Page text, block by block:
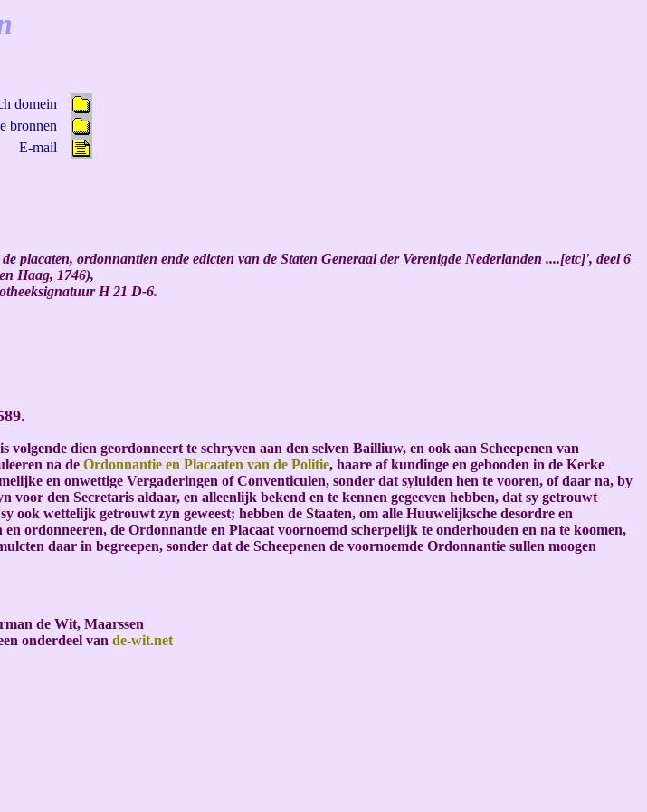
domein
bronnen
E-mail
placaten, ordonnantien ende edicten van de Staten Generaal der Verenigde Nederlanden ....[etc]', deel 6
Haag, 1746),
H 21 D-6.
dien geordonneert te schryven aan den selven Bailliuw, en ook aan Scheepenen van
na de Ordonnantie en Placaaten van de Politie, haare af kundinge en gebooden in de Kerke
en onwettige Vergaderingen of Conventiculen, sonder dat syluiden hen te vooren, of daar na, by
den Secretaris aldaar, en alleenlijk bekend en te kennen gegeeven hebben, dat sy getrouwt
ook wettelijk getrouwt zyn geweest; hebben de Staaten, om alle Huuwelijksche desordre en
ordonneeren, de Ordonnantie en Placaat voornoemd scherpelijk te onderhouden en na te koomen,
daar in begreepen, sonder dat de Scheepenen de voornoemde Ordonnantie sullen moogen
de Wit, Maarssen
onderdeel van de-wit.net